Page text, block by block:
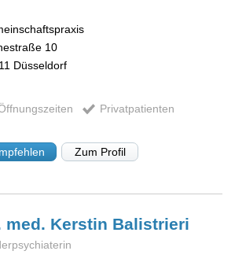
10
Düsseldorf
Privatpatienten
Zum Profil
med. Kerstin Balistrieri